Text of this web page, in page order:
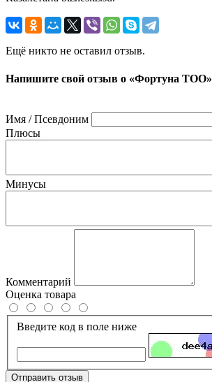
Ещё никто не оставил отзыв.
Напишите свой отзыв о «Фортуна ТОО»
Имя / Псевдоним
Плюсы
Минусы
Комментарий
Оценка товара
Введите код в поле ниже
Отправить отзыв